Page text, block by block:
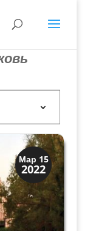
Мар 15
2022